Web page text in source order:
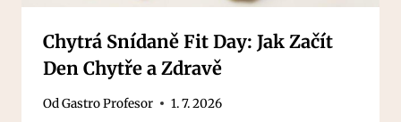
Chytrá Snídaně Fit Day: Jak Začít
Den Chytře a Zdravě
OdGastro Profesor 1. 7. 2026